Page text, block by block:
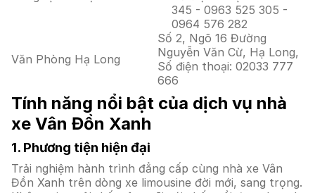
345 - 0963 525 305 -
0964 576 282
Văn Phòng Hạ Long
Số 2, Ngõ 16 Đường
Nguyễn Văn Cừ, Hạ Long,
Số điện thoại: 02033 777
666
Tính năng nổi bật của dịch vụ nhà
xe Vân Đồn Xanh
1. Phương tiện hiện đại
Trải nghiệm hành trình đẳng cấp cùng nhà xe Vân
Đồn Xanh trên dòng xe limousine đời mới, sang trọng.